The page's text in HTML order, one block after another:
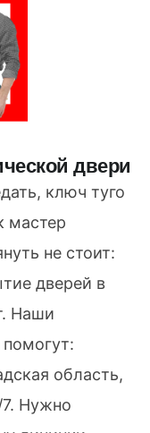
двери
ключ туго
мастер
не стоит:
дверей в
Наши
область,
7. Нужно